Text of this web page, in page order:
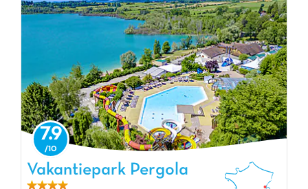
Vakantiepark Pergola, Vakantiepark Franche Comté
7.9
Vakantiepark Pergola